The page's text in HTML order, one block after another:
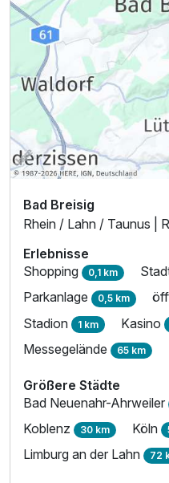
Bad Breisig
Rhein / Lahn / Taunus |
Erlebnisse
Shopping 0,1 km
Parkanlage 0,5 km
Stadion 1 km Kasino
Messegelände 65 km
Größere Städte
Bad Neuenahr-Ahrweiler
Koblenz 30 km Köln
Limburg an der Lahn 72